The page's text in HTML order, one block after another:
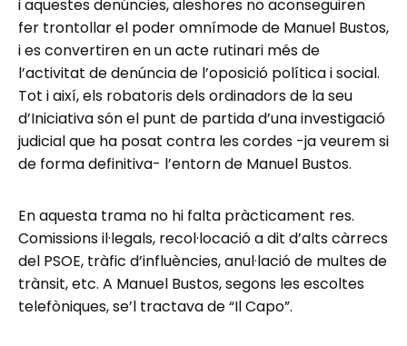
i aquestes denúncies, aleshores no aconseguiren
fer trontollar el poder omnímode de Manuel Bustos,
i es convertiren en un acte rutinari més de
l’activitat de denúncia de l’oposició política i social.
Tot i així, els robatoris dels ordinadors de la seu
d’Iniciativa són el punt de partida d’una investigació
judicial que ha posat contra les cordes -ja veurem si
de forma definitiva- l’entorn de Manuel Bustos.
En aquesta trama no hi falta pràcticament res.
Comissions il·legals, recol·locació a dit d’alts càrrecs
del PSOE, tràfic d’influències, anul·lació de multes de
trànsit, etc. A Manuel Bustos, segons les escoltes
telefòniques, se’l tractava de “Il Capo”.